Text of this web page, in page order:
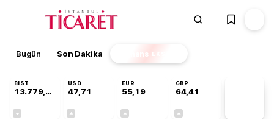
Bugün Son Dakika Finans EKSTRA
BIST
13.779,39
USD
47,71
EUR
55,19
GBP
64,41